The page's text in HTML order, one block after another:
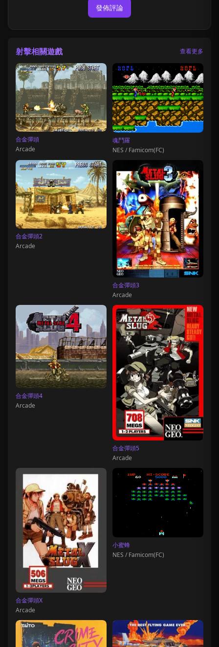
發佈評論
射擊相關遊戲 查看更多
合金彈頭
Arcade
魂鬥羅
NES / Famicom(FC)
合金彈頭2
Arcade
合金彈頭3
Arcade
合金彈頭4
Arcade
合金彈頭5
Arcade
合金彈頭X
Arcade
小蜜蜂
NES / Famicom(FC)